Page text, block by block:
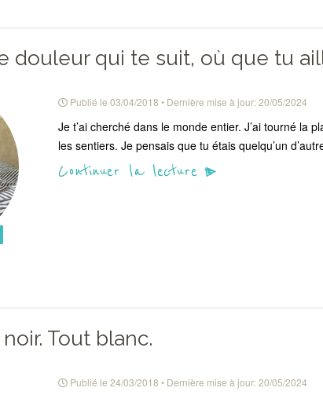
douleur qui te suit, où que tu
Publié le 03/04/2018 • Dernière mise à jour:20/05/2024
Je t’ai cherché dans le monde entier. J’ai tourné la
les sentiers. Je pensais que tu étais quelqu’un
Continuer la lecture
Tout blanc.
Publié le 24/03/2018 • Dernière mise à jour:20/05/2024